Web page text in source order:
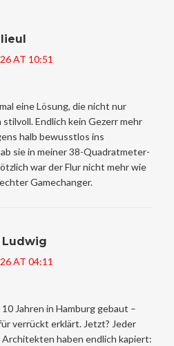
AT 10:51
eine Lösung, die nicht nur
Endlich kein Gezerr mehr
halb bewusstlos ins
sie in meiner 38-Quadratmeter-
war der Flur nicht mehr wie
Gamechanger.
Ludwig
AT 04:11
Jahren in Hamburg gebaut –
verrückt erklärt. Jetzt? Jeder
haben endlich kapiert: